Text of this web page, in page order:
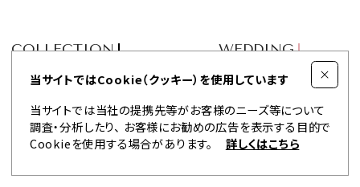
COLLECTION WEDDING
FORTUNE SDGs
当サイトではCookie（クッキー）を使用しています
当サイトでは当社の提携先等がお客様のニーズ等について
調査・分析したり、 お客様にお勧めの広告を表示する目的で
Cookieを使用する場合があります。
詳しくはこちら